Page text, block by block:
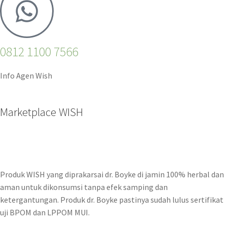
0812 1100 7566
Info Agen Wish
Marketplace WISH
Produk WISH yang diprakarsai dr. Boyke di jamin 100% herbal dan
aman untuk dikonsumsi tanpa efek samping dan
ketergantungan. Produk dr. Boyke pastinya sudah lulus sertifikat
uji BPOM dan LPPOM MUI.